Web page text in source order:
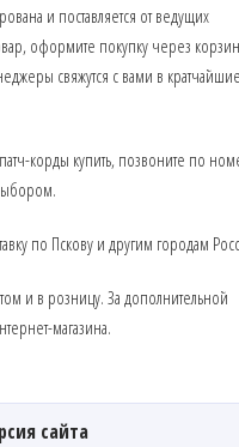
и поставляется от ведущих
оформите покупку через
свяжутся с вами в
корды купить, позвоните по
по Пскову и другим городам
и в розницу. За дополнительной
магазина.
сайта